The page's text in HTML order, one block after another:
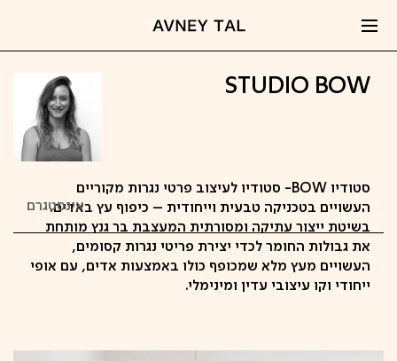
STUDIO BOW
אינסטגרם
סטודיו BOW- סטודיו לעיצוב פרטי נגרות מקוריים
העשויים בטכניקה טבעית וייחודית – כיפוף עץ באדים.
בשיטת ייצור עתיקה ומסורתית המעצבת בר גנץ מותחת
את גבולות החומר לכדי יצירת פריטי נגרות קסומים,
העשויים מעץ מלא שמכופף כולו באמצעות אדים, עם אופי
ייחודי וקו עיצובי עדין ומינימלי.